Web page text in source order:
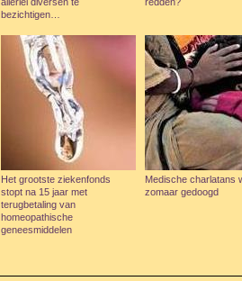
bezichtigen…
Het grootste ziekenfonds
stopt na 15 jaar met
terugbetaling van
homeopathische
geneesmiddelen
Medische charlatans
zomaar gedoogd